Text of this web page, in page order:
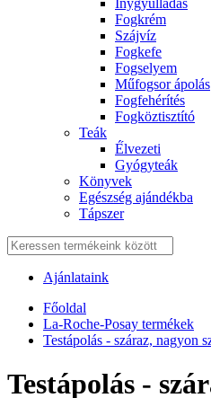
Í́nygyulladás
Fogkrém
Szájvíz
Fogkefe
Fogselyem
Műfogsor ápolás
Fogfehérítés
Fogköztisztító
Teák
É́lvezeti
Gyógyteák
Könyvek
Egészség ajándékba
Tápszer
Ajánlataink
Főoldal
La-Roche-Posay termékek
Testápolás - száraz, nagyon
Testápolás -